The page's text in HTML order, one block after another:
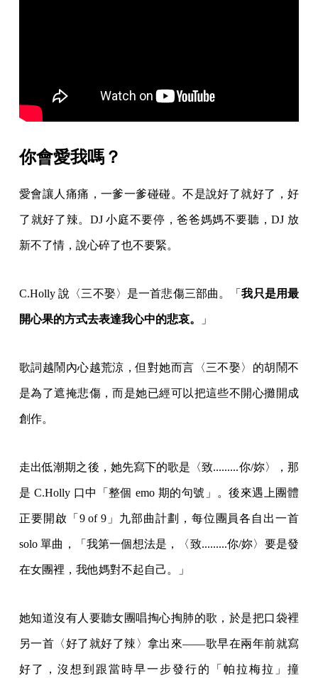
你會愛我嗎？
愛會讓人痛痛，一爹一爹碰碰。不是說好了就好了，好
了就好了辣。DJ 小庭不要停，爸爸媽媽不要聽，DJ 放
新不了情，說心碎了也不要緊。
C.Holly 說〈三不娶〉是一首悲傷三部曲。「我只是用最
開心果的方式去表達我心中的悲哀。 」
歌詞越鬧內心越荒涼，但對她而言〈三不娶〉的胡鬧不
是為了遮掩悲傷，而是她已經可以把這些不開心攤開成
創作。
走出低潮期之後，她先寫下的歌是〈致.........你/妳〉，那
是 C.Holly 口中「整個 emo 期的句號」。後來遇上團體
正要開啟「9 of 9」九部曲計劃，每位團員各自出一首
solo 單曲，「​​我第一個想法是，〈致.........你/妳〉要是發
在女團裡，我他媽對不起自己。」
她知道沒有人要聽女團唱掏心掏肺的歌，於是把口袋裡
另一首〈好了就好了辣〉拿出來——歌早在兩年前就寫
好了，沒想到跟當時早一步發行的「帕拉梅拉」撞